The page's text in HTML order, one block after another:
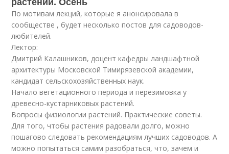
По мотивам лекций, которые я анонсировала в
сообществе , будет несколько постов для садоводов-
любителей.
Лектор:
Дмитрий Калашников, доцент кафедры ландшафтной
архитектуры Московской Тимирязевской академии,
кандидат сельскохозяйственных наук.
Начало вегетационного периода и перезимовка у
древесно-кустарниковых растений.
Вопросы физиологии растений. Практические советы.
Для того, чтобы растения радовали долго, можно
пошагово следовать рекомендациям лучших садоводов. А
можно попытаться самим разобраться, что, зачем и